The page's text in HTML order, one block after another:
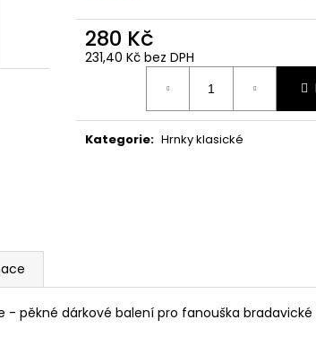
280 Kč
231,40 Kč bez DPH
Kategorie: Hrnky klasické
pěkné dárkové balení pro fanouška bradavické
499 Kč